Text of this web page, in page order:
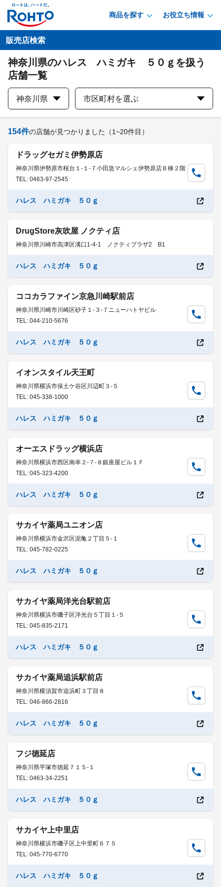
商品を探す お役立ち情報
販売店検索
神奈川県のハレス ハミガキ ５０ｇを扱う
店舗一覧
神奈川県 市区町村を選ぶ
154件の店舗が見つかりました （1~20件目）
ドラッグセガミ伊勢原店
神奈川県伊勢原市桜台１-１-７小田急マルシェ伊勢原店Ｂ棟２階
TEL: 0463-97-2545
ハレス ハミガキ ５０ｇ
DrugStore灰吹屋 ノクティ店
神奈川県川崎市高津区溝口1-4-1 ノクティプラザ2 B1
ハレス ハミガキ ５０ｇ
ココカラファイン京急川崎駅前店
神奈川県川崎市川崎区砂子１-３-７ニューハトヤビル
TEL: 044-210-5676
ハレス ハミガキ ５０ｇ
イオンスタイル天王町
神奈川県横浜市保土ケ谷区川辺町３-５
TEL: 045-338-1000
ハレス ハミガキ ５０ｇ
オーエスドラッグ横浜店
神奈川県横浜市西区南幸２-７-８銀座屋ビル１Ｆ
TEL: 045-323-4200
ハレス ハミガキ ５０ｇ
サカイヤ薬局ユニオン店
神奈川県横浜市金沢区泥亀２丁目５-１
TEL: 045-782-0225
ハレス ハミガキ ５０ｇ
サカイヤ薬局洋光台駅前店
神奈川県横浜市磯子区洋光台５丁目１-５
TEL: 045-835-2171
ハレス ハミガキ ５０ｇ
サカイヤ薬局追浜駅前店
神奈川県横須賀市追浜町３丁目８
TEL: 046-866-2816
ハレス ハミガキ ５０ｇ
フジ徳延店
神奈川県平塚市徳延７１５-１
TEL: 0463-34-2251
ハレス ハミガキ ５０ｇ
サカイヤ上中里店
神奈川県横浜市磯子区上中里町６７５
TEL: 045-770-6770
ハレス ハミガキ ５０ｇ